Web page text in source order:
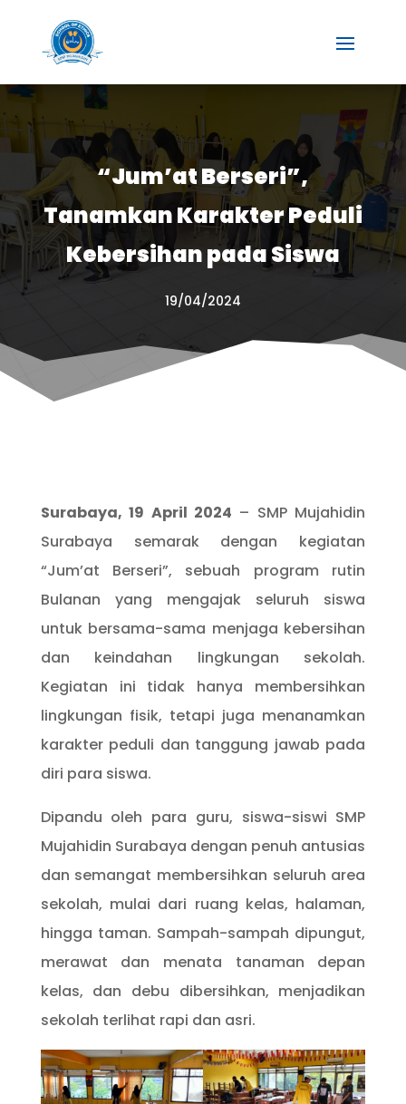
“Jum’at Berseri”,
Tanamkan Karakter Peduli
Kebersihan pada Siswa
19/04/2024
Surabaya, 19 April 2024 – SMP Mujahidin
Surabaya semarak dengan kegiatan
“Jum’at Berseri”, sebuah program rutin
Bulanan yang mengajak seluruh siswa
untuk bersama-sama menjaga kebersihan
dan keindahan lingkungan sekolah.
Kegiatan ini tidak hanya membersihkan
lingkungan fisik, tetapi juga menanamkan
karakter peduli dan tanggung jawab pada
diri para siswa.
Dipandu oleh para guru, siswa-siswi SMP
Mujahidin Surabaya dengan penuh antusias
dan semangat membersihkan seluruh area
sekolah, mulai dari ruang kelas, halaman,
hingga taman. Sampah-sampah dipungut,
merawat dan menata tanaman depan
kelas, dan debu dibersihkan, menjadikan
sekolah terlihat rapi dan asri.